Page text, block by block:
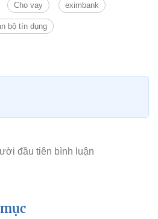
Cho vay eximbank
bộ tín dụng